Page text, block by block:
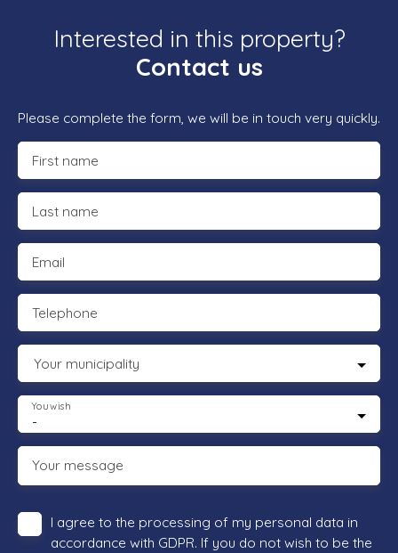
Interested in this property?
Contact us
Please complete the form, we will be in touch very quickly.
First name
Last name
Email
Telephone
Your municipality
-
You wish
Your message
I agree to the processing of my personal data in
accordance with GDPR. If you do not wish to be the